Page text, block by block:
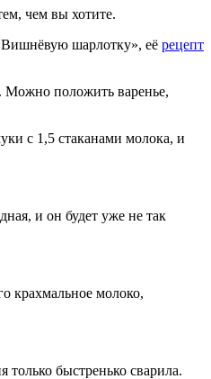
чем вы хотите.
шарлотку», её рецепт
Можно положить варенье,
с 1,5 стаканами молока, и
и он будет уже не так
крахмальное молоко,
только быстренько сварила.